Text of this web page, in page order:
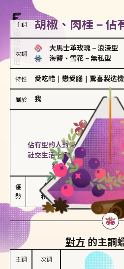
主調 胡椒、肉桂－佔
次調
大馬士革玫瑰 － 浪漫型
海鹽、雪花 － 無私型
特性 愛吃醋 戀愛腦 驚喜製造機
屬於 我
佔有
胡椒、肉桂
佔有型的人對愛情有強烈的保
社交生活十分敏感、容易吃醋
投入和激情，但也可能
優
勢
能建立緊密關係
積極維繫關係熱度
對方 的主調
主調 次調